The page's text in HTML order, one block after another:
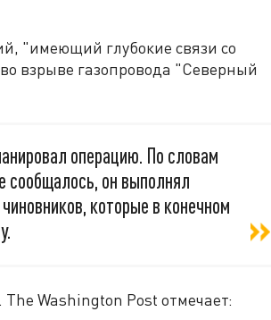
"имеющий глубокие связи со
взрыве газопровода "Северный
операцию. По словам
сообщалось, он выполнял
которые в конечном
Washington Post отмечает: